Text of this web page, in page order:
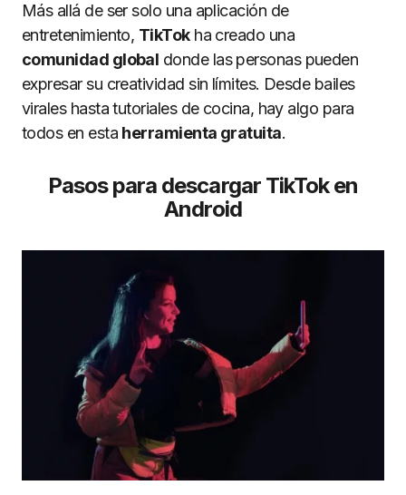
Más allá de ser solo una aplicación de
entretenimiento, TikTokha creado una
comunidad global donde las personas pueden
expresar su creatividad sin límites. Desde bailes
virales hasta tutoriales de cocina, hay algo para
todos en esta herramienta gratuita.
Pasos para descargar TikTok en
Android